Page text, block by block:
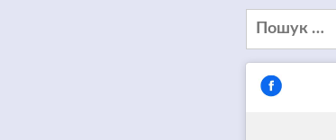
Пошук: